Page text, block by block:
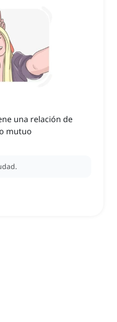
una relación de
mutuo